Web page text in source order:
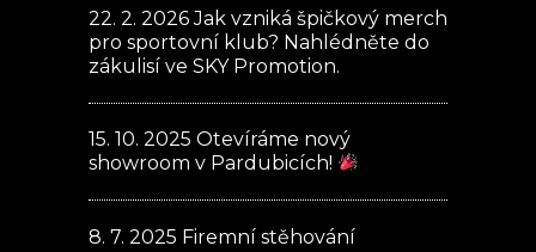
22. 2. 2026 Jak vzniká špičkový merch
pro sportovní klub? Nahlédněte do
zákulisí ve SKY Promotion.
15. 10. 2025 Otevíráme nový
showroom v Pardubicích!
8. 7. 2025 Firemní stěhování